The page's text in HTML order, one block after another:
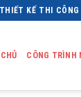
KẾ THI
CÔNG TRÌNH